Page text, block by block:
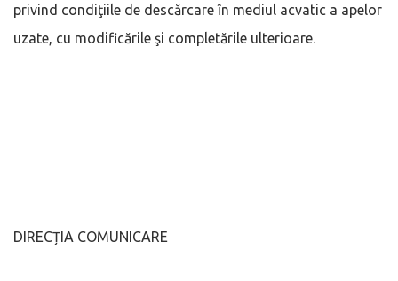
privind condiţiile de descărcare în mediul acvatic a apelor
uzate, cu modificările şi completările ulterioare.
DIRECȚIA COMUNICARE